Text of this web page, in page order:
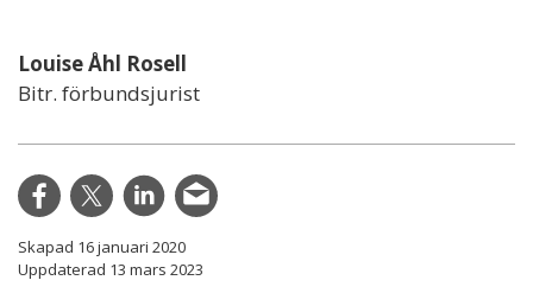
Louise Åhl Rosell
Bitr. förbundsjurist
Skapad 16 januari 2020
Uppdaterad 13 mars 2023